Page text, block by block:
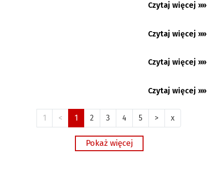
05.08.2026
Czytaj więcej »»
05.08.2026
Czytaj więcej »»
04.08.2026
Czytaj więcej »»
04.08.2026
Czytaj więcej »»
1 < 1 2 3 4 5 > x